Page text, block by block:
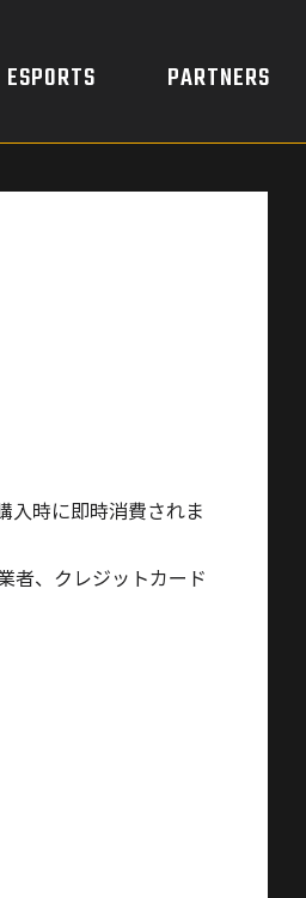
ESPORTS PARTNERS
入時に即時消費されま
者、クレジットカード